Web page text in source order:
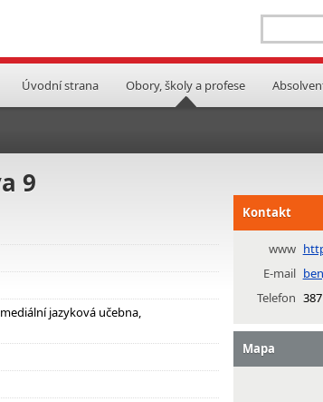
Úvodní strana Obory, školy a profese
9
jazyková učebna,
Kontakt
www
E-mail
Telefon
Mapa